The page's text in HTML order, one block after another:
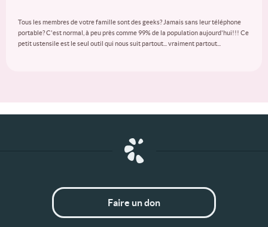
Tous les membres de votre famille sont des geeks? Jamais sans leur téléphone
portable? C'est normal, à peu près comme 99% de la population aujourd'hui!!! Ce
petit ustensile est le seul outil qui nous suit partout... vraiment partout...
Faire un don